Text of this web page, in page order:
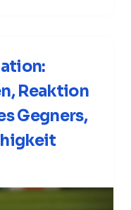
Reaktion
Gegners,